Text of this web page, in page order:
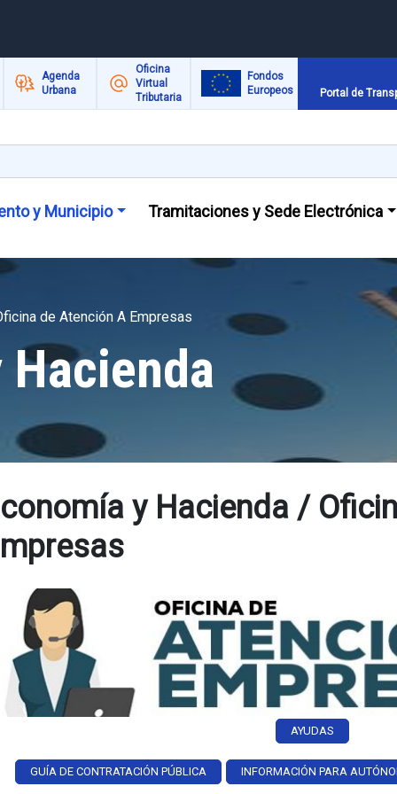
Agenda
Urbana
Oficina
Virtual
Tributaria
Fondos
Europeos
Portal de
y Municipio Tramitaciones y Sede Electrónica
de Atención A Empresas
y Hacienda /
AYUDAS
GUÍA DE CONTRATACIÓN PÚBLICA INFORMACIÓN PARA